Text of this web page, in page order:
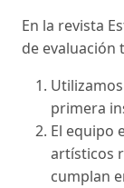
En la revista
de evaluación
primera
El equipo
artísticos
cumplan